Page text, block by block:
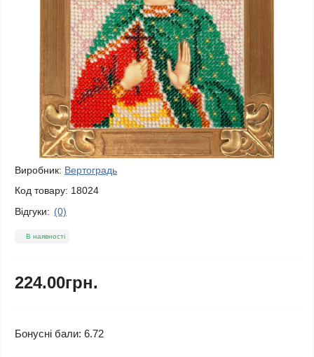
Виробник: Вертоградь
Код товару: 18024
Відгуки: (0)
В наявності
224.00грн.
Бонусні бали: 6.72